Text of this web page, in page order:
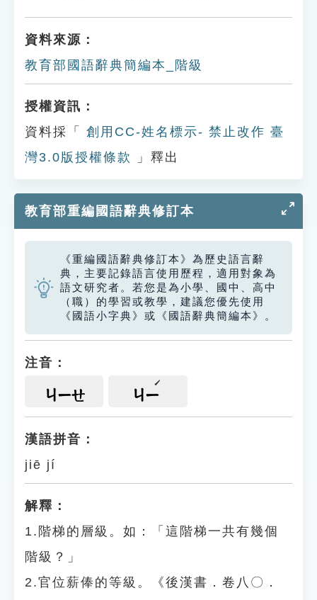
資料來源：
教育部國語辭典簡編本_階級
授權資訊：
資料採「
創用CC-姓名標示- 禁止改作 臺
灣3.0版授權條款
」釋出
教育部重編國語辭典修訂本
《重編國語辭典修訂本》為歷史語言辭
典，主要記錄語言使用歷程，適用對象為
語文研究者。若您是為小學、國中、高中
（職）的學習或教學，建議您優先使用
《國語小字典》或《國語辭典簡編本》。
注音：
ㄐㄧㄝ ㄐㄧ
漢語拼音：
jiē jí
解釋：
1.階梯的層級。如：「這階梯一共有幾個
階級？」
2.官位薪俸的等級。《後漢書．卷八〇．